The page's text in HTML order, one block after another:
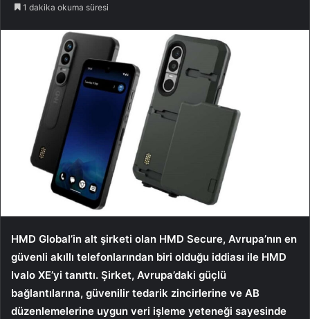
1 dakika okuma süresi
HMD Global’in alt şirketi olan HMD Secure, Avrupa’nın en
güvenli akıllı telefonlarından biri olduğu iddiası ile HMD
Ivalo XE’yi tanıttı. Şirket, Avrupa’daki güçlü
bağlantılarına, güvenilir tedarik zincirlerine ve AB
düzenlemelerine uygun veri işleme yeteneği sayesinde